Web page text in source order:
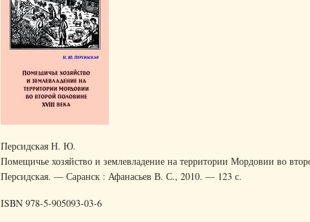
Персидская Н. Ю.
Помещичье хозяйство и землевладение на территории Мордовии во
Персидская. — Саранск : Афанасьев В. С., 2010. — 123 с.
ISBN 978-5-905093-03-6